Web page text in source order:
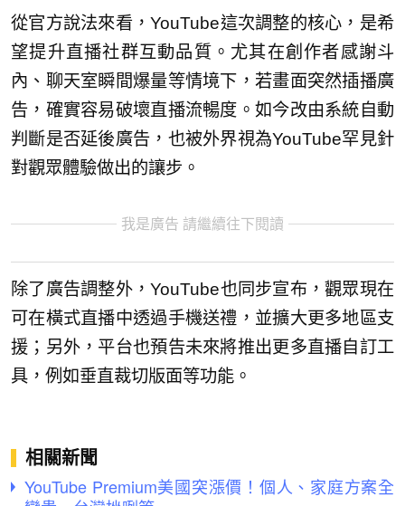
從官方說法來看，YouTube這次調整的核心，是希
望提升直播社群互動品質。尤其在創作者感謝斗
內、聊天室瞬間爆量等情境下，若畫面突然插播廣
告，確實容易破壞直播流暢度。如今改由系統自動
判斷是否延後廣告，也被外界視為YouTube罕見針
對觀眾體驗做出的讓步。
我是廣告 請繼續往下閱讀
除了廣告調整外，YouTube也同步宣布，觀眾現在
可在橫式直播中透過手機送禮，並擴大更多地區支
援；另外，平台也預告未來將推出更多直播自訂工
具，例如垂直裁切版面等功能。
相關新聞
YouTube Premium美國突漲價！個人、家庭方案全